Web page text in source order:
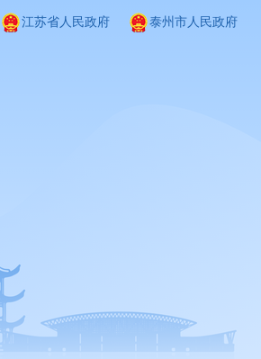
江苏省人民政府 泰州市人民政府